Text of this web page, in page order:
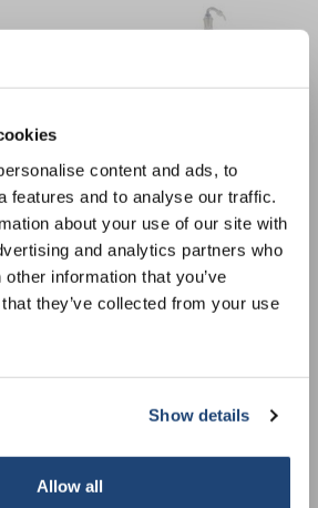
content and ads, to
features and to analyse our traffic.
about your use of our site with
and analytics partners who
information that you’ve
they’ve collected from your use
Show details
Allow all
RV 10.1 Glaswerk verticaal,
gecoat
€1.655,94 Excl. btw
order
our newsletter to stay
our new products, and
discount on your next
all chemical products from
own brand 😀